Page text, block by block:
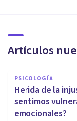
Artículos
PSICOLOGÍA
Herida de la
sentimos
emocionales?